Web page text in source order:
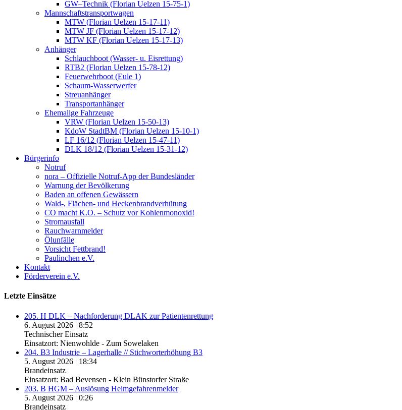
GW–Technik (Florian Uelzen 15-75-1)
Mannschaftstransportwagen
MTW (Florian Uelzen 15-17-11)
MTW JF (Florian Uelzen 15-17-12)
MTW KF (Florian Uelzen 15-17-13)
Anhänger
Schlauchboot (Wasser- u. Eisrettung)
RTB2 (Florian Uelzen 15-78-12)
Feuerwehrboot (Eule 1)
Schaum-Wasserwerfer
Streuanhänger
Transportanhänger
Ehemalige Fahrzeuge
VRW (Florian Uelzen 15-50-13)
KdoW StadtBM (Florian Uelzen 15-10-1)
LF 16/12 (Florian Uelzen 15-47-11)
DLK 18/12 (Florian Uelzen 15-31-12)
Bürgerinfo
Notruf
nora – Offizielle Notruf-App der Bundesländer
Warnung der Bevölkerung
Baden an offenen Gewässern
Wald-, Flächen- und Heckenbrandverhütung
CO macht K.O. – Schutz vor Kohlenmonoxid!
Stromausfall
Rauchwarnmelder
Ölunfälle
Vorsicht Fettbrand!
Paulinchen e.V.
Kontakt
Förderverein e.V.
Letzte Einsätze
205. H DLK – Nachforderung DLAK zur Patientenrettung
6. August 2026 | 8:52
Technischer Einsatz
Einsatzort: Nienwohlde - Zum Sowelaken
204. B3 Industrie – Lagerhalle // Stichworterhöhung B3
5. August 2026 | 18:34
Brandeinsatz
Einsatzort: Bad Bevensen - Klein Bünstorfer Straße
203. B HGM – Auslösung Heimgefahrenmelder
5. August 2026 | 0:26
Brandeinsatz